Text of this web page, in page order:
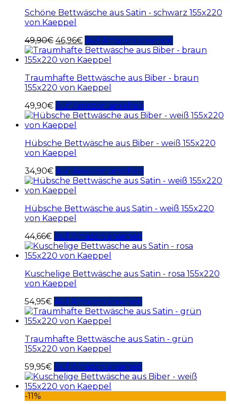
Schöne Bettwäsche aus Satin - schwarz 155x220
von Kaeppel
49,90€ 46,96€ Auf Amazon ansehen
Traumhafte Bettwäsche aus Biber - braun
155x220 von Kaeppel
49,90€ Auf Amazon ansehen
Hübsche Bettwäsche aus Biber - weiß 155x220
von Kaeppel
34,90€ Auf Amazon ansehen
Hübsche Bettwäsche aus Satin - weiß 155x220
von Kaeppel
44,66€ Auf Amazon ansehen
Kuschelige Bettwäsche aus Satin - rosa 155x220
von Kaeppel
54,95€ Auf Amazon ansehen
Traumhafte Bettwäsche aus Satin - grün
155x220 von Kaeppel
59,95€ Auf Amazon ansehen
-11%